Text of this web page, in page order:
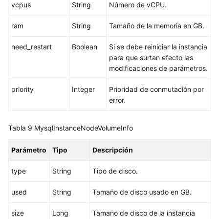
de
papelera
Cambio
nombres
de
por
vcpus String Número de vCPU.
ram String Tamaño de la memoria en GB.
need_restart Boolean
Si se debe reiniciar la instancia
para que surtan efecto las
modificaciones de parámetros.
priority Integer
Prioridad de conmutación por
error.
Tabla 9 MysqlInstanceNodeVolumeInfo
Parámetro Tipo Descripción
type String Tipo de disco.
used String Tamaño de disco usado en GB.
size Long
Tamaño de disco de la instancia